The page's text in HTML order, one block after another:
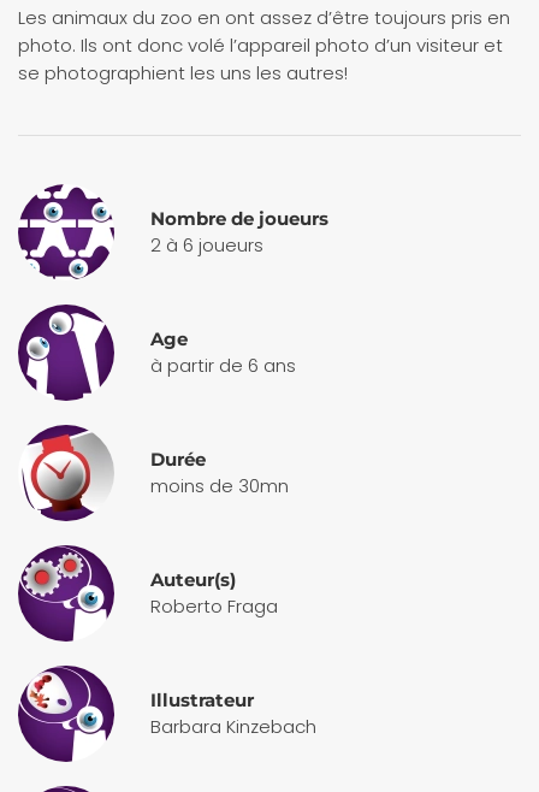
Les animaux du zoo en ont assez d’être toujours pris en
photo. Ils ont donc volé l’appareil photo d’un visiteur et
se photographient les uns les autres!
Nombre de joueurs
2 à 6 joueurs
Age
à partir de 6 ans
Durée
moins de 30mn
Auteur(s)
Roberto Fraga
Illustrateur
Barbara Kinzebach